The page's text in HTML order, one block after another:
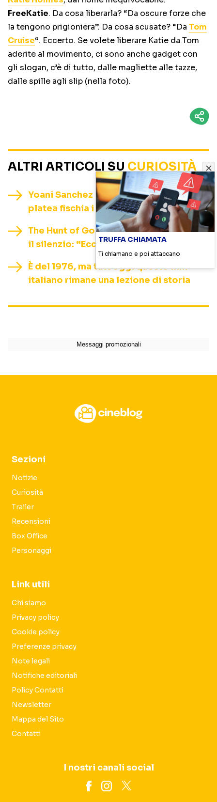
FreeKatie. Da cosa liberarla? “Da oscure forze che
la tengono prigioniera”. Da cosa scusate? “Da Tom
Cruise“. Eccerto. Se volete liberare Katie da Tom
aderite al movimento, ci sono anche gadget con
gli slogan, c’è di tutto, dalle magliette alle tazze,
dalle spille agli slip (nella foto).
ALTRI ARTICOLI SU CURIOSITÀ
Yoani Sanchez contestata a Perugia: la
platea fischia i filocastristi
The Hunt of Gollum, Elijah Wood rompe
il silenzio: “Ecco cosa farà Frodo”
È del 1976, ma tutt’oggi questo film
italiano rimane una lezione di storia
Sezioni
Notizie
Curiosità
Trailer
Recensioni
Box Office
Personaggi
Link utili
Chi siamo
Privacy policy
Cookie policy
Preferenze privacy
Note legali
Notifiche editoriali
Policy Contatti
Newsletter
Mappa del Sito
Contatti
I nostri canali social
TRUFFA CHIAMATA
Ti chiamano e poi attaccano